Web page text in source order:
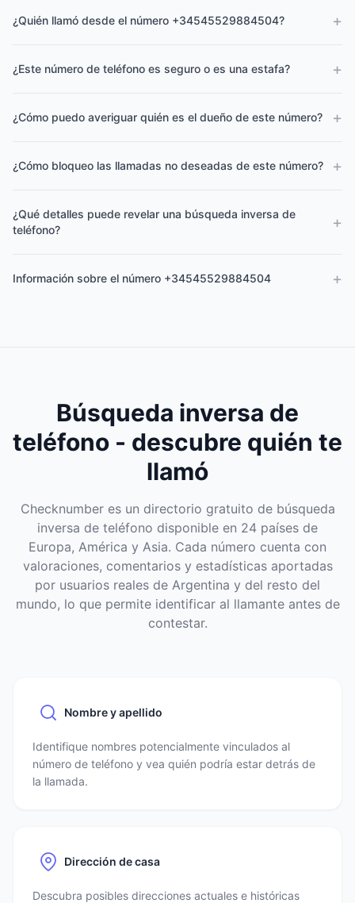
¿Quién llamó desde el número +34545529884504? +
¿Este número de teléfono es seguro o es una estafa? +
¿Cómo puedo averiguar quién es el dueño de este número? +
¿Cómo bloqueo las llamadas no deseadas de este número? +
¿Qué detalles puede revelar una búsqueda inversa de
teléfono?
+
Información sobre el número +34545529884504 +
Búsqueda inversa de
teléfono - descubre quién te
llamó
Checknumber es un directorio gratuito de búsqueda
inversa de teléfono disponible en 24 países de
Europa, América y Asia. Cada número cuenta con
valoraciones, comentarios y estadísticas aportadas
por usuarios reales de Argentina y del resto del
mundo, lo que permite identificar al llamante antes de
contestar.
Nombre y apellido
Identifique nombres potencialmente vinculados al
número de teléfono y vea quién podría estar detrás de
la llamada.
Dirección de casa
Descubra posibles direcciones actuales e históricas